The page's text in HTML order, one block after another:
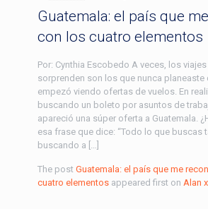
Guatemala: el país que
con los cuatro elementos
Por: Cynthia Escobedo A veces, los
sorprenden son los que nunca planeaste
empezó viendo ofertas de vuelos. En
buscando un boleto por asuntos de
apareció una súper oferta a Guatemala.
esa frase que dice: “Todo lo que buscas
buscando a […]
The post Guatemala: el país que me
cuatro elementos appeared first on Alan